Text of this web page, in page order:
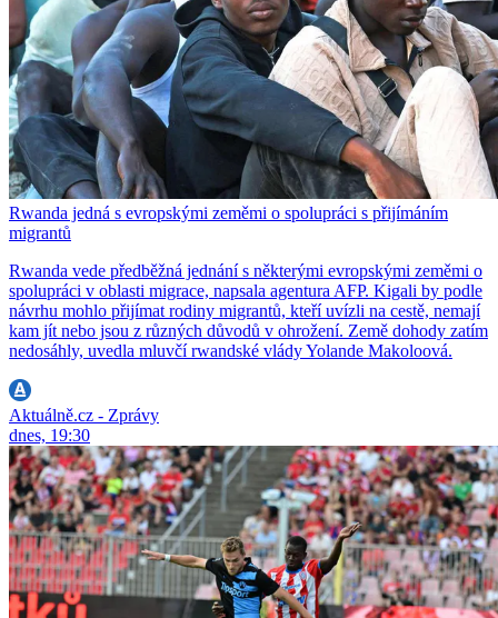
Rwanda jedná s evropskými zeměmi o spolupráci s přijímáním
migrantů
Rwanda vede předběžná jednání s některými evropskými zeměmi o
spolupráci v oblasti migrace, napsala agentura AFP. Kigali by podle
návrhu mohlo přijímat rodiny migrantů, kteří uvízli na cestě, nemají
kam jít nebo jsou z různých důvodů v ohrožení. Země dohody zatím
nedosáhly, uvedla mluvčí rwandské vlády Yolande Makoloová.
Aktuálně.cz - Zprávy
dnes, 19:30